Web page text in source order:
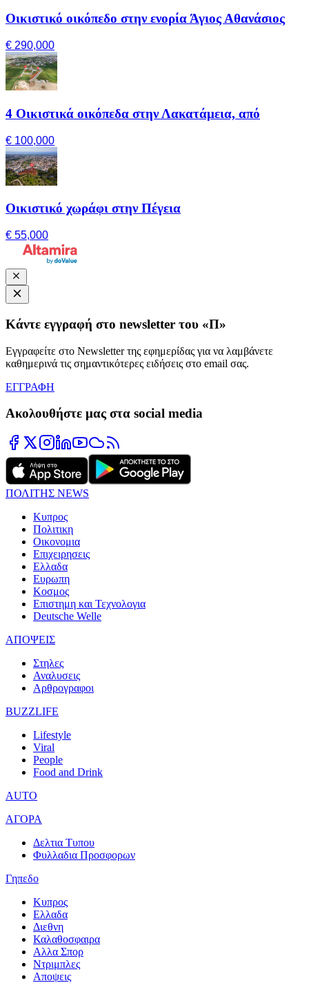
Οικιστικό οικόπεδο στην ενορία Άγιος Αθανάσιος
€ 290,000
4 Οικιστικά οικόπεδα στην Λακατάμεια, από
€ 100,000
Οικιστικό χωράφι στην Πέγεια
€ 55,000
Κάντε εγγραφή στο newsletter του «Π»
Εγγραφείτε στο Newsletter της εφημερίδας για να λαμβάνετε
καθημερινά τις σημαντικότερες ειδήσεις στο email σας.
ΕΓΓΡΑΦΗ
Ακολουθήστε μας στα social media
ΠΟΛΙΤΗΣ NEWS
Κυπρος
Πολιτικη
Οικονομια
Επιχειρησεις
Ελλαδα
Ευρωπη
Κοσμος
Επιστημη και Τεχνολογια
Deutsche Welle
ΑΠΟΨΕΙΣ
Στηλες
Αναλυσεις
Αρθρογραφοι
BUZZLIFE
Lifestyle
Viral
People
Food and Drink
AUTO
ΑΓΟΡΑ
Δελτια Τυπου
Φυλλαδια Προσφορων
Γηπεδο
Κυπρος
Ελλαδα
Διεθνη
Καλαθοσφαιρα
Αλλα Σπορ
Ντριμπλες
Αποψεις